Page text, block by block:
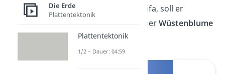
oben auf den Burj Khalifa, soll er
außerdem die Form einerWüstenblume
annehmen.
Die Erde
Plattentektonik
Plattentektonik
1/2 – Dauer: 04:59